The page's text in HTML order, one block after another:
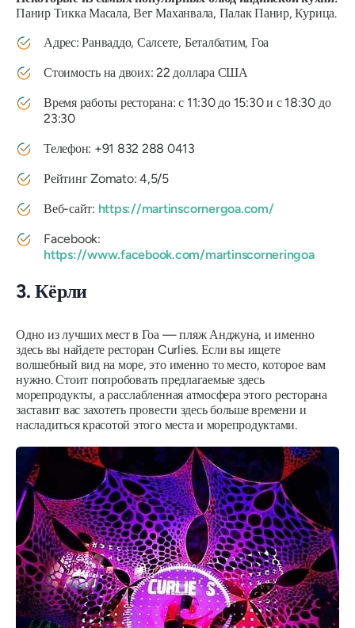
Панир Тикка Масала, Вег Маханвала, Палак Панир, Курица.
Адрес: Ранваддо, Салсете, Беталбатим, Гоа
Стоимость на двоих: 22 доллара США
Время работы ресторана: с 11:30 до 15:30 и с 18:30 до
23:30
Телефон: +91 832 288 0413
Рейтинг Zomato: 4,5/5
Веб-сайт: https://martinscornergoa.com/
Facebook:
https://www.facebook.com/martinscorneringoa
3. Кёрли
Одно из лучших мест в Гоа — пляж Анджуна, и именно
здесь вы найдете ресторан Curlies. Если вы ищете
волшебный вид на море, это именно то место, которое вам
нужно. Стоит попробовать предлагаемые здесь
морепродукты, а расслабленная атмосфера этого ресторана
заставит вас захотеть провести здесь больше времени и
насладиться красотой этого места и морепродуктами.